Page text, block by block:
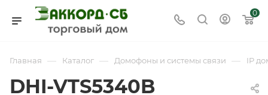
0
Главная — Каталог — Домофоны и системы связи — IP
DHI-VTS5340B